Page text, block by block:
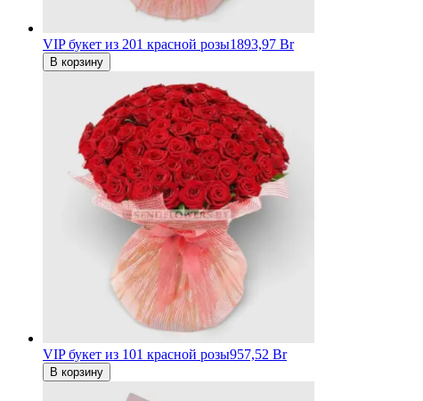
VIP букет из 201 красной розы1893,97 Br
В корзину
VIP букет из 101 красной розы957,52 Br
В корзину